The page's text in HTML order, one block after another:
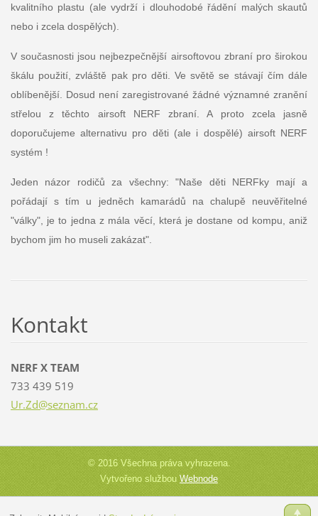
kvalitního plastu (ale vydrží i dlouhodobé řádění malých skautů
nebo i zcela dospělých).
V současnosti jsou nejbezpečnější airsoftovou zbraní pro širokou
škálu použití, zvláště pak pro děti. Ve světě se stávají čím dále
oblíbenější. Dosud není zaregistrované žádné významné zranění
střelou z těchto airsoft NERF zbraní. A proto zcela jasně
doporučujeme alternativu pro děti (ale i dospělé) airsoft NERF
systém !
Jeden názor rodičů za všechny:"Naše děti NERFky mají a
pořádají s tím u jedněch kamarádů na chalupě neuvěřitelné
"války", je to jedna z mála věcí, která je dostane od kompu, aniž
bychom jim ho museli zakázat".
Kontakt
NERF X TEAM
733 439 519
Ur.Zd@seznam.cz
© 2016 Všechna práva vyhrazena.
Vytvořeno službouWebnode